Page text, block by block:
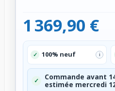
1 369,90 €
✓ 100% neuf i
✓
Commande avant
estimée mercredi